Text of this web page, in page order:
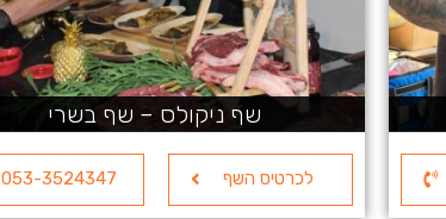
שף ניקולס – שף בשרי
לכרטיס השף 053-3524347